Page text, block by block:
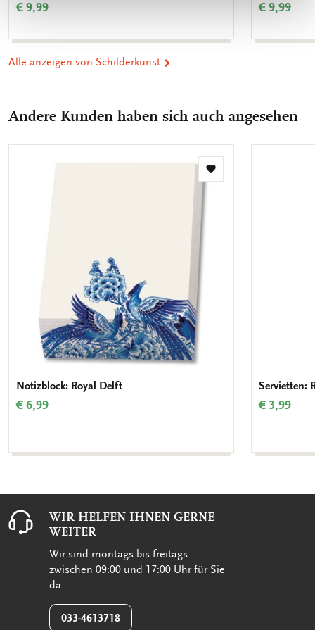
€ 9,99 € 9,99
Alle anzeigen von Schilderkunst
Andere Kunden haben sich auch angesehen
Zur
Notizblock: Royal Delft
€ 6,99
Servietten:
€ 3,99
WIR HELFEN IHNEN GERNE
WEITER
Wir sind montags bis freitags
zwischen 09:00 und 17:00 Uhr für Sie
da
033-4613718